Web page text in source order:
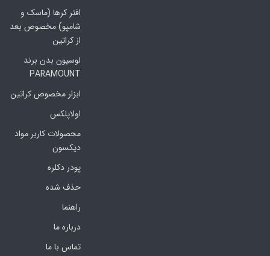
افتر کرها (ماسک و
شامپو) مخصوص بعد
از کراتین
لوسیون بدن برند
PARAMOUNT
ابزار مخصوص کراتین
اولاپلکس
محصولات کاربر مواد
دیکسون
پودر دکلره
حذف شده
راهنما
درباره ما
تماس با ما